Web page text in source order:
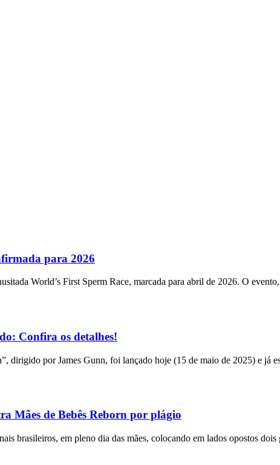
para 2026
World’s First Sperm Race, marcada para abril de 2026. O
Confira os detalhes!
dirigido por James Gunn, foi lançado hoje (15 de maio de 2025) e já
Mães de Bebês Reborn por plágio
brasileiros, em pleno dia das mães, colocando em lados opostos dois